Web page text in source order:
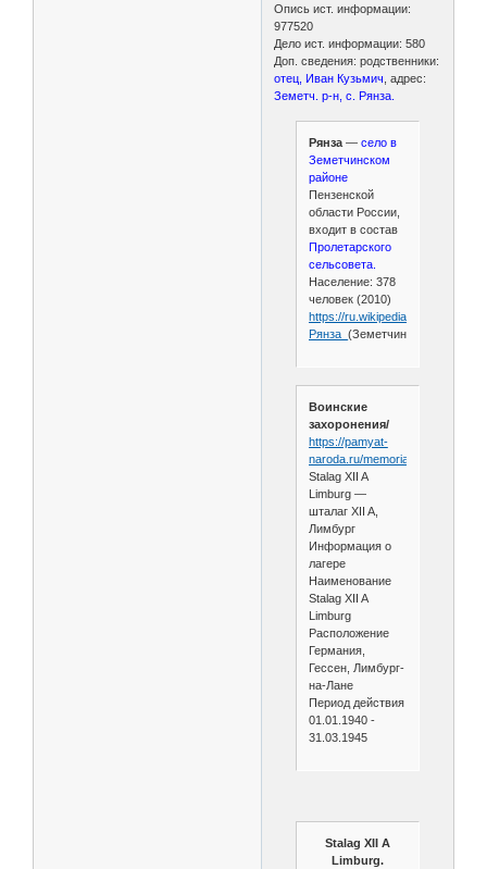
Опись ист. информации:
977520
Дело ист. информации: 580
Доп. сведения: родственники:
отец, Иван Кузьмич , адрес:
Земетч. р-н, с. Рянза.
Рянза— село в
Земетчинском
районе
Пензенской
области России,
входит в состав
Пролетарского
сельсовета.
Население: 378
человек (2010)
https://ru.wikipedia.org/wiki/
Рянза_ (Земетчинский_район)
Воинские
захоронения/
https://pamyat-
naroda.ru/memorial/camp/1329/
Stalag XII A
Limburg —
шталаг XII A,
Лимбург
Информация о
лагере
Наименование
Stalag XII A
Limburg
Расположение
Германия,
Гессен, Лимбург-
на-Лане
Период действия
01.01.1940 -
31.03.1945
Stalag XII A
Limburg.